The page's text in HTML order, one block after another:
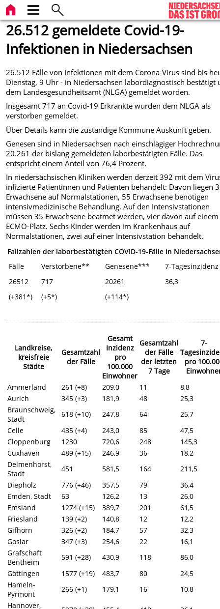
26.512 gemeldete Covid-19-
Infektionen in Niedersachsen
26.512 Fälle von Infektionen mit dem Corona-Virus sind bis
Dienstag, 9 Uhr - in Niedersachsen labordiagnostisch bestätigt
dem Landesgesundheitsamt (NLGA) gemeldet worden.
Insgesamt 717 an Covid-19 Erkrankte wurden dem NLGA als
verstorben gemeldet.
Über Details kann die zuständige Kommune Auskunft geben.
Genesen sind in Niedersachsen nach einschlägiger
20.261 der bislang gemeldeten laborbestätigten Fälle. Das
entspricht einem Anteil von 76,4 Prozent.
In niedersächsischen Kliniken werden derzeit 392 mit dem
infizierte Patientinnen und Patienten behandelt: Davon liegen
Erwachsene auf Normalstationen, 55 Erwachsene benötigen
intensivmedizinische Behandlung. Auf den Intensivstationen
müssen 35 Erwachsene beatmet werden, vier davon auf einem
ECMO-Platz. Sechs Kinder werden im Krankenhaus auf
Normalstationen, zwei auf einer Intensivstation behandelt.
Fallzahlen der laborbestätigten COVID-19-Fälle in
Fälle
Verstorbene** Genesene***
7-Tagesinzidenz
26512
717 20261
36,3
(+381*)
(+5*) (+114*)
Landkreise,
kreisfreie
Städte
Gesamtzahl
der Fälle
Gesamt
Inzidenz
pro
100.000
Einwohner
Gesamtzahl
der Fälle
der letzten
7 Tage
7-
pro
Ammerland
261 (+8) 209,0 11
8,8
Aurich
345 (+3) 181,9 48
25,3
Braunschweig,
Stadt
618 (+10) 247,8 64
25,7
Celle
435 (+4) 243,0 85
47,5
Cloppenburg
1230 720,6 248
145,3
Cuxhaven
489 (+15) 246,9 36
18,2
Delmenhorst,
Stadt
451 581,5 164
211,5
Diepholz
776 (+46) 357,5 79
36,4
Emden, Stadt
63 126,2 13
26,0
Emsland
1274 (+15) 389,7 201
61,5
Friesland
139 (+2) 140,8 12
12,2
Gifhorn
326 (+2) 184,7 57
32,3
Goslar
347 (+3) 254,6 22
16,1
Grafschaft
Bentheim
591 (+28) 430,9 118
86,0
Göttingen
1577 (+19) 483,7 80
24,5
Hameln-
Pyrmont
266 (+1) 179,1 16
10,8
Hannover,